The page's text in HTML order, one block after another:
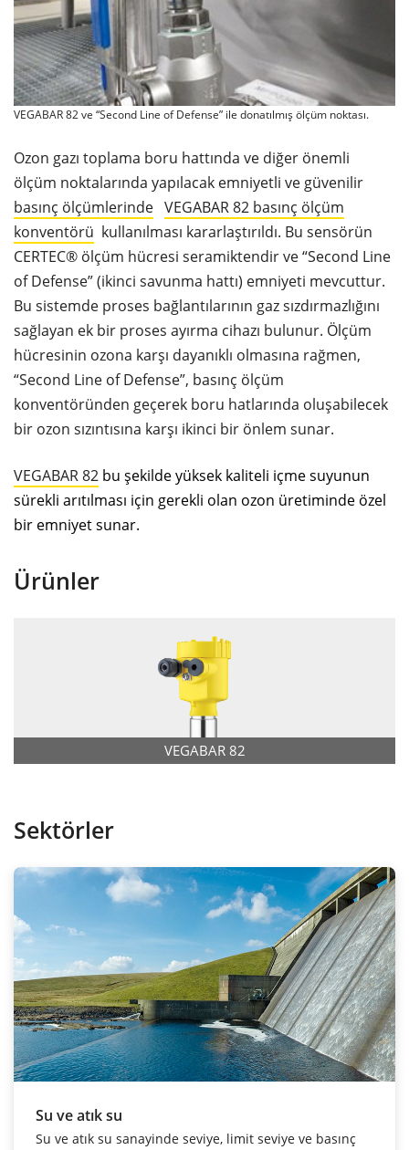
VEGABAR 82 ve “Second Line of Defense” ile donatılmış ölçüm noktası.
Ozon gazı toplama boru hattında ve diğer önemli
ölçüm noktalarında yapılacak emniyetli ve güvenilir
basınç ölçümlerinde VEGABAR 82 basınç ölçüm
konventörü kullanılması kararlaştırıldı. Bu sensörün
CERTEC® ölçüm hücresi seramiktendir ve “Second Line
of Defense” (ikinci savunma hattı) emniyeti mevcuttur.
Bu sistemde proses bağlantılarının gaz sızdırmazlığını
sağlayan ek bir proses ayırma cihazı bulunur. Ölçüm
hücresinin ozona karşı dayanıklı olmasına rağmen,
“Second Line of Defense”, basınç ölçüm
konventöründen geçerek boru hatlarında oluşabilecek
bir ozon sızıntısına karşı ikinci bir önlem sunar.
VEGABAR 82 bu şekilde yüksek kaliteli içme suyunun
sürekli arıtılması için gerekli olan ozon üretiminde özel
bir emniyet sunar.
Ürünler
VEGABAR 82
Sektörler
Su ve atık su
Su ve atık su sanayinde seviye, limit seviye ve basınç